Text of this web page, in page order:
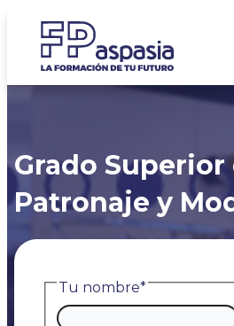
Saltar
contenido
Grado Superior
Patronaje y
Tu nombre*